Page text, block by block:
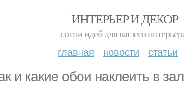
ИНТЕРЬЕР И ДЕКОР
сотни идей для вашего
главная новости статьи
и какие обои наклеить в